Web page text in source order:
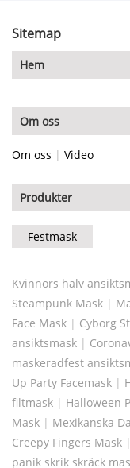
Sitemap
Hem
Om oss
Om oss | Video
Produkter
Festmask
Kvinnors halv
Steampunk Mask |
Face Mask | Cyborg
ansiktsmask |
maskeradfest
Up Party Facemask |
filtmask | Halloween
Mask | Mexikanska
Creepy Fingers Mask |
panik skrik skräck